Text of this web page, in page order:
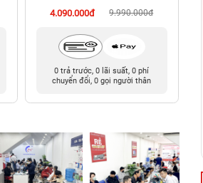
4.090.000đ 9.990.000đ
0 trả trước, 0 lãi suất, 0 phí
chuyển đổi, 0 gọi người thân